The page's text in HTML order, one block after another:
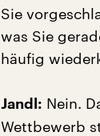
Sie
was Sie
häufig
Jandl: Nein.
Wettbewerb